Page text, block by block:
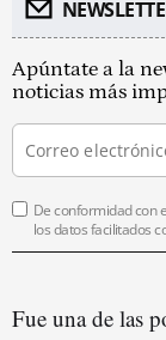
Apúntate a la
noticias más
De conformidad con
los datos facilitados
Fue una de las